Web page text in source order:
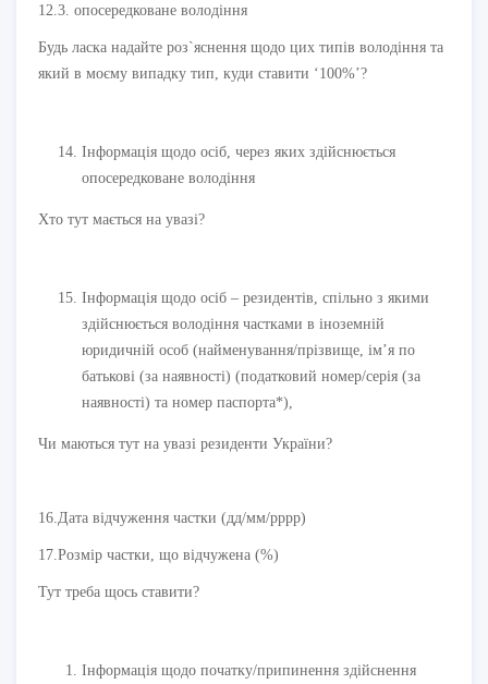
12.3. опосередковане володіння
Будь ласка надайте роз`яснення щодо цих типів володіння та
який в моєму випадку тип, куди ставити ‘100%’?
Інформація щодо осіб, через яких здійснюється
опосередковане володіння
Хто тут мається на увазі?
Інформація щодо осіб – резидентів, спільно з якими
здійснюється володіння частками в іноземній
юридичній особ (найменування/прізвище, ім’я по
батькові (за наявності) (податковий номер/серія (за
наявності) та номер паспорта*),
Чи маються тут на увазі резиденти України?
16.Дата відчуження частки (дд/мм/рррр)
17.Розмір частки, що відчужена (%)
Тут треба щось ставити?
Інформація щодо початку/припинення здійснення